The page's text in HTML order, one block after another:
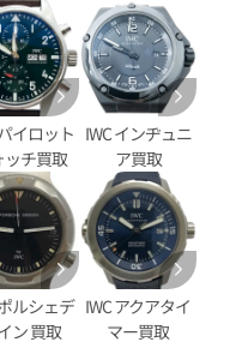
ポートフィノ クロノグラ
買取価格
円
年4月9日時点の参考買
イロット
ッチ買取
IWC インヂュニ
ア買取
ルシェデ
ン 買取
IWC アクアタイ
マー買取